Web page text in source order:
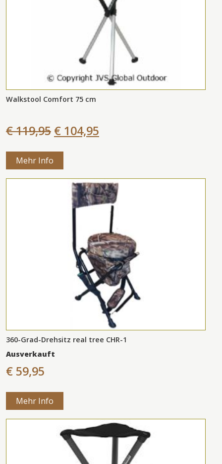
Walkstool Comfort 75 cm
€ 119,95 € 104,95
Mehr Info
360-Grad-Drehsitz real tree CHR-1
Ausverkauft
€ 59,95
Mehr Info